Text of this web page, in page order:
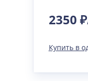
2350 ₽
Купить в